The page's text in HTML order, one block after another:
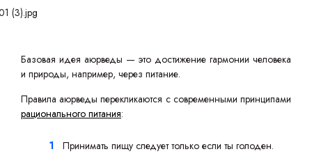
Базовая идея аюрведы — это достижение гармонии человека
и природы, например, через питание.
Правила аюрведы перекликаются с современными принципами
рационального питания:
Принимать пищу следует только если ты голоден.